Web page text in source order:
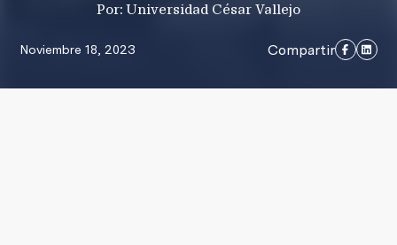
Por: Universidad César Vallejo
Noviembre 18, 2023 Compartir